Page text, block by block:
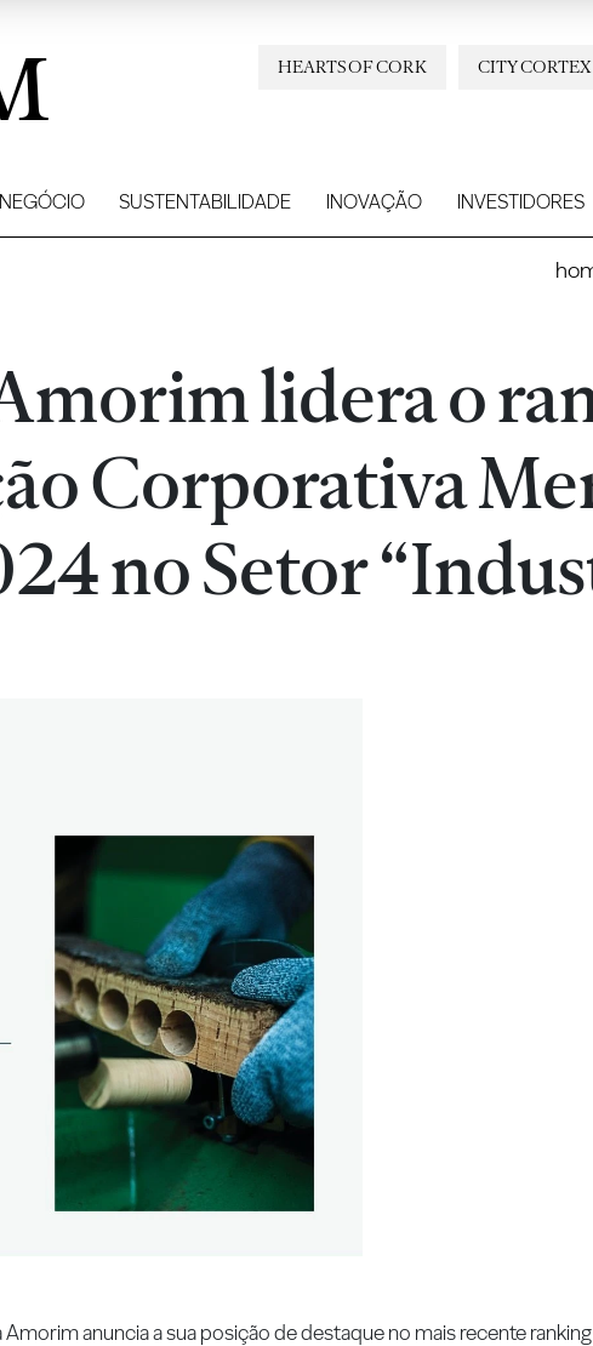
CITY CORTEX
HEARTS OF CORK
NEGÓCIO SUSTENTABILIDADE INOVAÇÃO INVESTIDORES
lidera o
Corporativa
no Setor
anuncia a sua posição de destaque no mais recente